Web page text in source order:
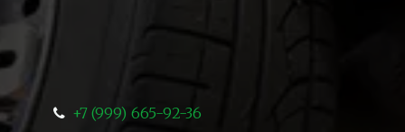
+7 (999) 665-92-36